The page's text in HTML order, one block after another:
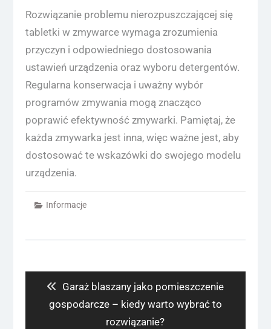
Rozwiązanie problemu nierozpuszczającej się
tabletki w zmywarce wymaga zrozumienia
przyczyn i odpowiedniego dostosowania
ustawień urządzenia oraz wyboru detergentów.
Regularna konserwacja i uważny wybór
programów zmywania mogą znacząco
poprawić efektywność zmywarki. Pamiętaj, że
każda zmywarka jest inna, więc ważne jest, aby
dostosować te wskazówki do swojego modelu
urządzenia.
Informacje
Previous
post:
Garaż blaszany jako pomieszczenie
gospodarcze – kiedy warto wybrać to
rozwiązanie?